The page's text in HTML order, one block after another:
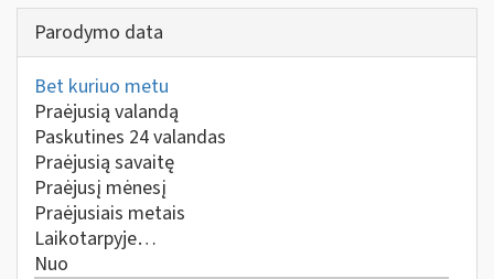
Parodymo data
Bet kuriuo metu
Praėjusią valandą
Paskutines 24 valandas
Praėjusią savaitę
Praėjusį mėnesį
Praėjusiais metais
Laikotarpyje…
Nuo